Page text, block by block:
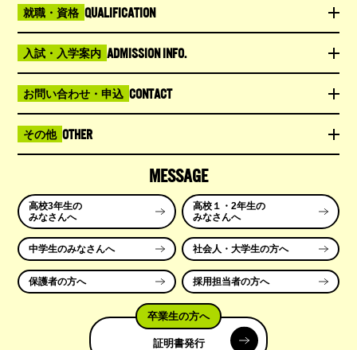
就職・資格 QUALIFICATION
入試・入学案内 ADMISSION INFO.
お問い合わせ・申込 CONTACT
その他 OTHER
MESSAGE
高校3年生の
みなさんへ
高校１・2年生の
みなさんへ
中学生のみなさんへ 社会人・大学生の方へ
保護者の方へ 採用担当者の方へ
卒業生の方へ
証明書発行